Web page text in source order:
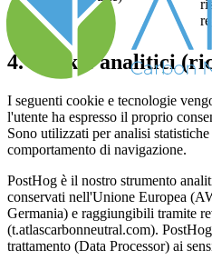
4. Cookie analitici
I seguenti cookie e tecnologie
l'utente ha espresso il proprio
Sono utilizzati per analisi
comportamento di navigazione.
PostHog è il nostro strumento
conservati nell'Unione Europea
Germania) e raggiungibili tramite
(t.atlascarbonneutral.com).
trattamento (Data Processor) ai